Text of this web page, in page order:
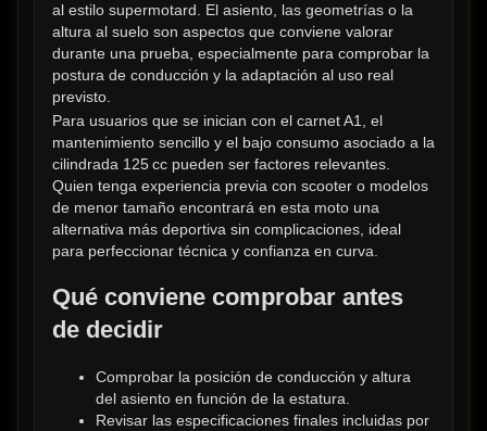
al estilo supermotard. El asiento, las geometrías o la
altura al suelo son aspectos que conviene valorar
durante una prueba, especialmente para comprobar la
postura de conducción y la adaptación al uso real
previsto.
Para usuarios que se inician con el carnet A1, el
mantenimiento sencillo y el bajo consumo asociado a la
cilindrada 125 cc pueden ser factores relevantes.
Quien tenga experiencia previa con scooter o modelos
de menor tamaño encontrará en esta moto una
alternativa más deportiva sin complicaciones, ideal
para perfeccionar técnica y confianza en curva.
Qué conviene comprobar antes
de decidir
Comprobar la posición de conducción y altura
del asiento en función de la estatura.
Revisar las especificaciones finales incluidas por